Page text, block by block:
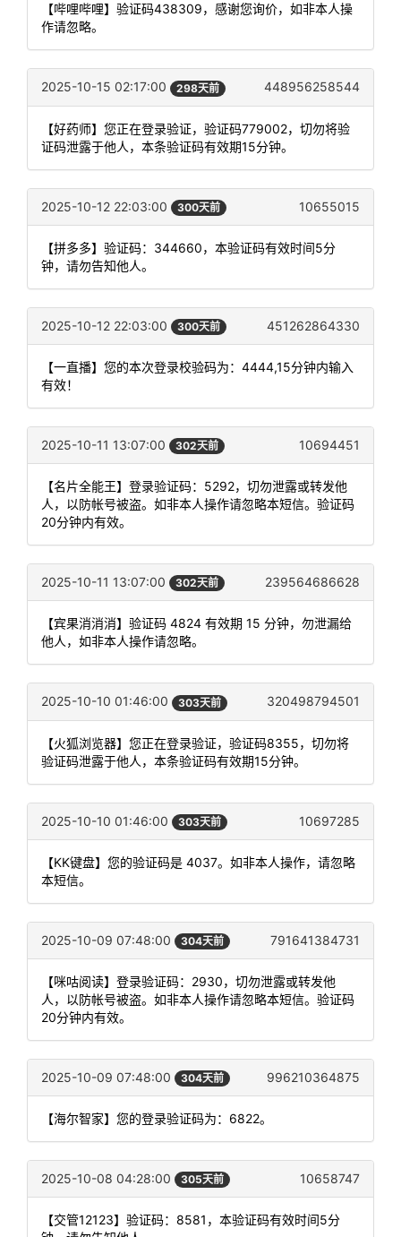
【哔哩哔哩】验证码438309，感谢您询价，如非本人操
作请忽略。
2025-10-15 02:17:00 298天前 448956258544
【好药师】您正在登录验证，验证码779002，切勿将验
证码泄露于他人，本条验证码有效期15分钟。
2025-10-12 22:03:00 300天前 10655015
【拼多多】验证码：344660，本验证码有效时间5分
钟，请勿告知他人。
2025-10-12 22:03:00 300天前 451262864330
【一直播】您的本次登录校验码为：4444,15分钟内输入
有效！
2025-10-11 13:07:00 302天前 10694451
【名片全能王】登录验证码：5292，切勿泄露或转发他
人，以防帐号被盗。如非本人操作请忽略本短信。验证码
20分钟内有效。
2025-10-11 13:07:00 302天前 239564686628
【宾果消消消】验证码 4824 有效期 15 分钟，勿泄漏给
他人，如非本人操作请忽略。
2025-10-10 01:46:00 303天前 320498794501
【火狐浏览器】您正在登录验证，验证码8355，切勿将
验证码泄露于他人，本条验证码有效期15分钟。
2025-10-10 01:46:00 303天前 10697285
【KK键盘】您的验证码是 4037。如非本人操作，请忽略
本短信。
2025-10-09 07:48:00 304天前 791641384731
【咪咕阅读】登录验证码：2930，切勿泄露或转发他
人，以防帐号被盗。如非本人操作请忽略本短信。验证码
20分钟内有效。
2025-10-09 07:48:00 304天前 996210364875
【海尔智家】您的登录验证码为：6822。
2025-10-08 04:28:00 305天前 10658747
【交管12123】验证码：8581，本验证码有效时间5分